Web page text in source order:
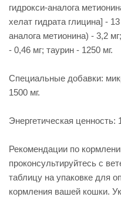
гидрокси-аналога
хелат гидрата глицина] -
аналога метионина) - 3,2
- 0,46 мг; таурин - 1250 мг.
Специальные добавки:
1500 мг.
Энергетическая ценность:
Рекомендации по
проконсультируйтесь с
таблицу на упаковке для
кормления вашей кошки.